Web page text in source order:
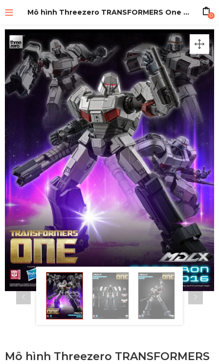
Mô hình Threezero TRANSFORMERS One Movie – MDLX Megatron / D16 0
Mô hình Threezero TRANSFORMERS